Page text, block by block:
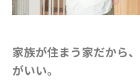
家族が住まう家だから、
がいい。